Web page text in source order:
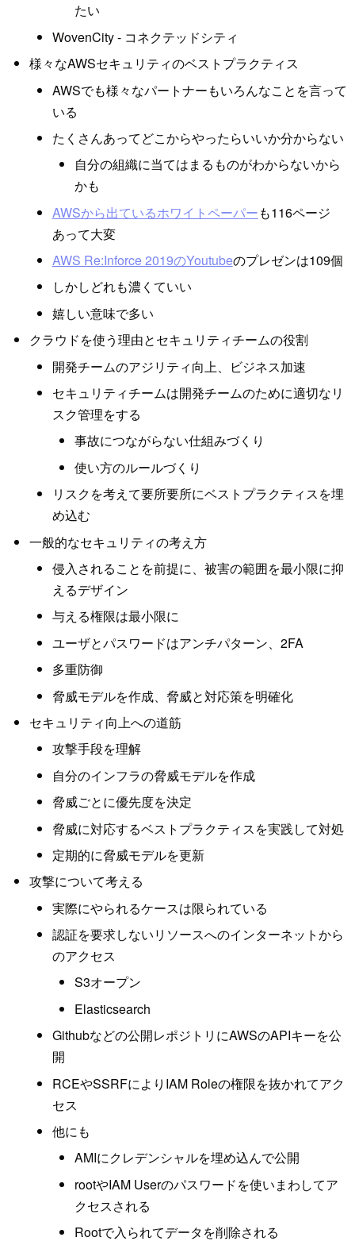
たい
WovenCity - コネクテッドシティ
様々なAWSセキュリティのベストプラクティス
AWSでも様々なパートナーもいろんなことを言って
いる
たくさんあってどこからやったらいいか分からない
自分の組織に当てはまるものがわからないから
かも
AWSから出ているホワイトペーパーも116ページ
あって大変
AWS Re:Inforce 2019のYoutubeのプレゼンは109個
しかしどれも濃くていい
嬉しい意味で多い
クラウドを使う理由とセキュリティチームの役割
開発チームのアジリティ向上、ビジネス加速
セキュリティチームは開発チームのために適切なリ
スク管理をする
事故につながらない仕組みづくり
使い方のルールづくり
リスクを考えて要所要所にベストプラクティスを埋
め込む
一般的なセキュリティの考え方
侵入されることを前提に、被害の範囲を最小限に抑
えるデザイン
与える権限は最小限に
ユーザとパスワードはアンチパターン、2FA
多重防御
脅威モデルを作成、脅威と対応策を明確化
セキュリティ向上への道筋
攻撃手段を理解
自分のインフラの脅威モデルを作成
脅威ごとに優先度を決定
脅威に対応するベストプラクティスを実践して対処
定期的に脅威モデルを更新
攻撃について考える
実際にやられるケースは限られている
認証を要求しないリソースへのインターネットから
のアクセス
S3オープン
Elasticsearch
Githubなどの公開レポジトリにAWSのAPIキーを公
開
RCEやSSRFによりIAM Roleの権限を抜かれてアク
セス
他にも
AMIにクレデンシャルを埋め込んで公開
rootやIAM Userのパスワードを使いまわしてア
クセスされる
Rootで入られてデータを削除される